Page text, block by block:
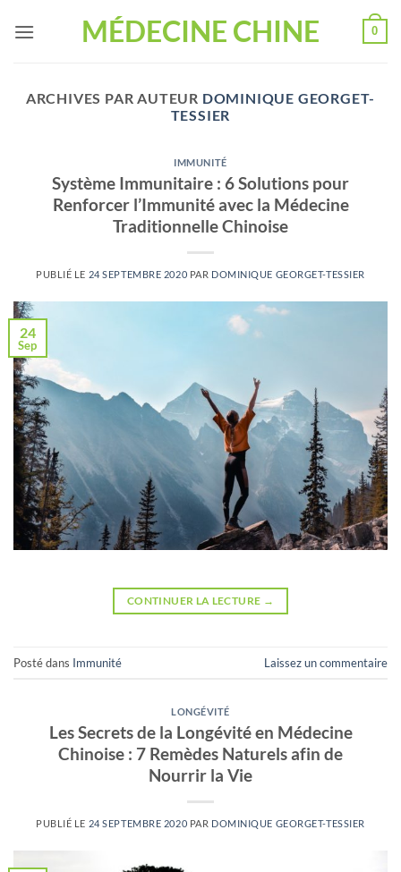
MÉDECINE CHINE 0
ARCHIVES PAR AUTEUR DOMINIQUE GEORGET-
TESSIER
IMMUNITÉ
Système Immunitaire : 6 Solutions pour
Renforcer l’Immunité avec la Médecine
Traditionnelle Chinoise
PUBLIÉ LE 24 SEPTEMBRE 2020 PAR DOMINIQUE GEORGET-TESSIER
24
Sep
CONTINUER LA LECTURE →
Posté dans Immunité Laissez un commentaire
LONGÉVITÉ
Les Secrets de la Longévité en Médecine
Chinoise : 7 Remèdes Naturels afin de
Nourrir la Vie
PUBLIÉ LE 24 SEPTEMBRE 2020 PAR DOMINIQUE GEORGET-TESSIER